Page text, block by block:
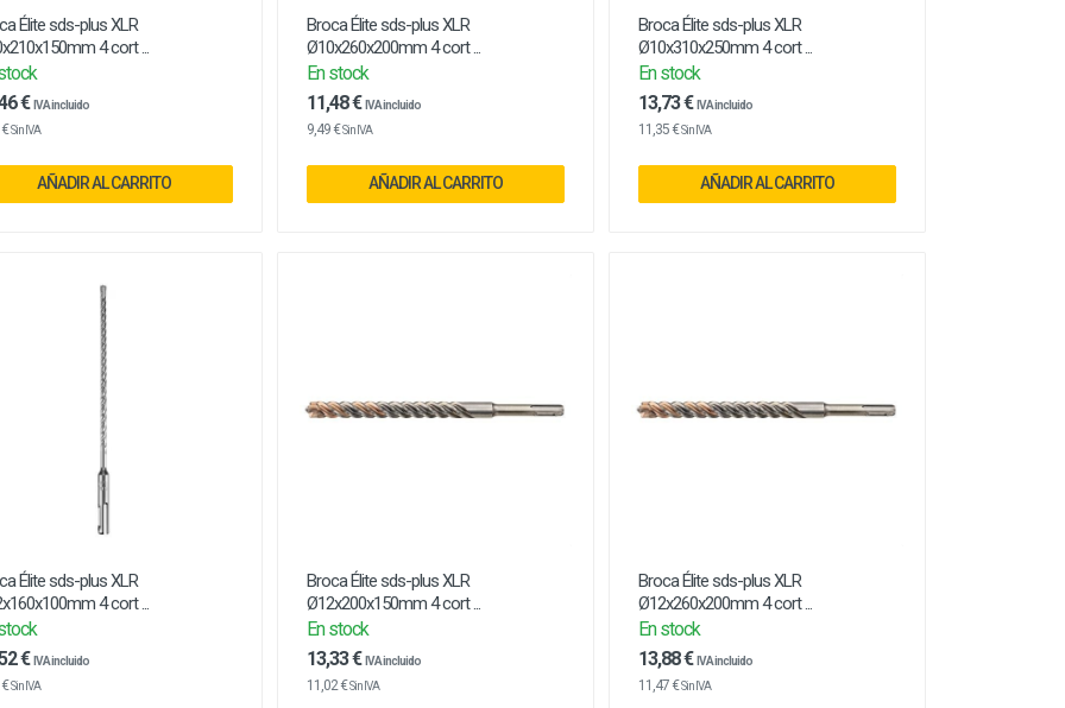
Élite sds-plus XLR
4 cort ...
€ IVA incluido
€Sin IVA
AÑADIR AL CARRITO
Broca Élite sds-plus XLR
Ø10x260x200mm 4 cort ...
En stock
11,48 € IVA incluido
9,49 €Sin IVA
AÑADIR AL CARRITO
Broca Élite sds-plus XLR
Ø10x310x250mm 4 cort ...
En stock
13,73 € IVA incluido
11,35 €Sin IVA
AÑADIR AL CARRITO
Élite sds-plus XLR
4 cort ...
€ IVA incluido
€Sin IVA
Broca Élite sds-plus XLR
Ø12x200x150mm 4 cort ...
En stock
13,33 € IVA incluido
11,02 €Sin IVA
Broca Élite sds-plus XLR
Ø12x260x200mm 4 cort ...
En stock
13,88 € IVA incluido
11,47 €Sin IVA